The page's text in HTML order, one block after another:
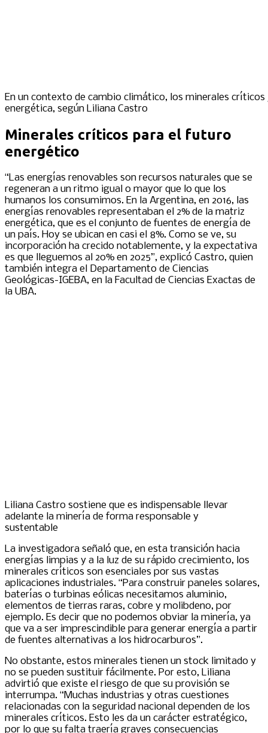
En un contexto de cambio climático, los minerales
energética, según Liliana Castro
Minerales críticos para el futuro
energético
“Las energías renovables son recursos naturales que se
regeneran a un ritmo igual o mayor que lo que los
humanos los consumimos. En la Argentina, en 2016, las
energías renovables representaban el 2% de la matriz
energética, que es el conjunto de fuentes de energía de
un país. Hoy se ubican en casi el 8%. Como se ve, su
incorporación ha crecido notablemente, y la expectativa
es que lleguemos al 20% en 2025”, explicó Castro, quien
también integra el Departamento de Ciencias
Geológicas-IGEBA, en la Facultad de Ciencias Exactas de
la UBA.
Liliana Castro sostiene que es indispensable llevar
adelante la minería de forma responsable y
sustentable
La investigadora señaló que, en esta transición hacia
energías limpias y a la luz de su rápido crecimiento, los
minerales críticos son esenciales por sus vastas
aplicaciones industriales. “Para construir paneles solares,
baterías o turbinas eólicas necesitamos aluminio,
elementos de tierras raras, cobre y molibdeno, por
ejemplo. Es decir que no podemos obviar la minería, ya
que va a ser imprescindible para generar energía a partir
de fuentes alternativas a los hidrocarburos”.
No obstante, estos minerales tienen un stock limitado y
no se pueden sustituir fácilmente. Por esto, Liliana
advirtió que existe el riesgo de que su provisión se
interrumpa. “Muchas industrias y otras cuestiones
relacionadas con la seguridad nacional dependen de los
minerales críticos. Esto les da un carácter estratégico,
por lo que su falta traería graves consecuencias